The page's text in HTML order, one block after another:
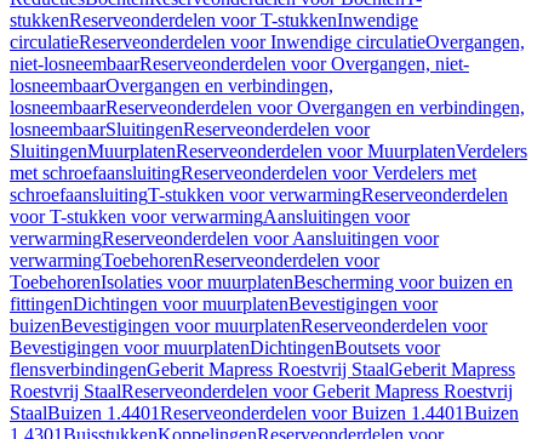
stukkenReserveonderdelen voor T-stukkenInwendige
circulatieReserveonderdelen voor Inwendige circulatieOvergangen,
niet-losneembaarReserveonderdelen voor Overgangen, niet-
losneembaarOvergangen en verbindingen,
losneembaarReserveonderdelen voor Overgangen en verbindingen,
losneembaarSluitingenReserveonderdelen voor
SluitingenMuurplatenReserveonderdelen voor MuurplatenVerdelers
met schroefaansluitingReserveonderdelen voor Verdelers met
schroefaansluitingT-stukken voor verwarmingReserveonderdelen
voor T-stukken voor verwarmingAansluitingen voor
verwarmingReserveonderdelen voor Aansluitingen voor
verwarmingToebehorenReserveonderdelen voor
ToebehorenIsolaties voor muurplatenBescherming voor buizen en
fittingenDichtingen voor muurplatenBevestigingen voor
buizenBevestigingen voor muurplatenReserveonderdelen voor
Bevestigingen voor muurplatenDichtingenBoutsets voor
flensverbindingenGeberit Mapress Roestvrij StaalGeberit Mapress
Roestvrij StaalReserveonderdelen voor Geberit Mapress Roestvrij
StaalBuizen 1.4401Reserveonderdelen voor Buizen 1.4401Buizen
1.4301BuisstukkenKoppelingenReserveonderdelen voor